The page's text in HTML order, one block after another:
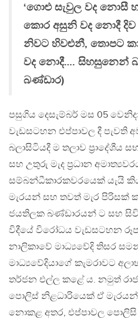
‘ගොළු සැවුල වද නොසී
කොර අසුනි වද නොදී
නිවට හිවළුනී, තොපට
වද නොදී…. සිහසුනෙන්
බණ්ඩාර)
පසුගිය දෙසැම්බර් මස 05
වැඩසටහන එප්පාවල දී පැවති
බලාසිටියදී ම තලාව ප්‍රාදේශීය
සහ උතුරු මැද ප්‍රධාන
සම්බන්ධීකාරකවරයෙක් යැයි
මැරයන් සහ තවත් මැර පිරිසක්
ජයතිලක බණ්ඩාරයන් ට සහ
විදීයේ විරෝධය වැඩසටහන
නාලිකාවේ මාධ්‍යවේදි තිසර
මාධ්‍යවේදියාගේ කැමරාවට
තර්ජන එල්ල කළේ ය. නමුත්
පොලිස් නිළධාරියෙක් ඒ
නොකළ අතර, එප්පාවල